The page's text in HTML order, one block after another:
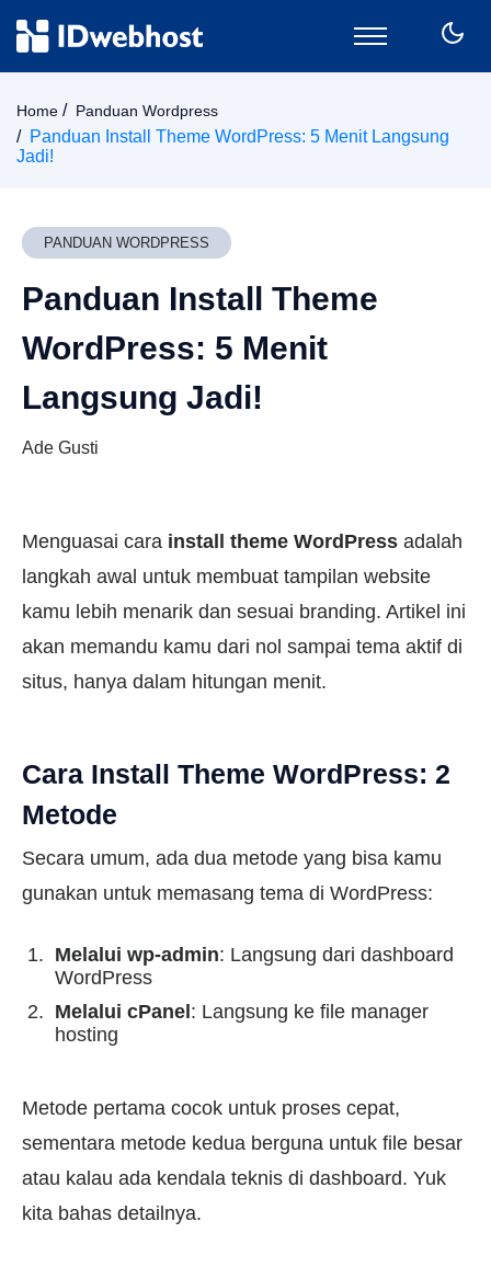
Hosting
Keamanan
CPanel
Billing
Home Panduan Wordpress
Panduan Install Theme WordPress: 5 Menit Langsung
Jadi!
PANDUAN WORDPRESS
Panduan Install Theme
WordPress: 5 Menit
Langsung Jadi!
Ade Gusti
Menguasai cara install theme WordPress adalah
langkah awal untuk membuat tampilan website
kamu lebih menarik dan sesuai branding. Artikel ini
akan memandu kamu dari nol sampai tema aktif di
situs, hanya dalam hitungan menit.
Cara Install Theme WordPress: 2
Metode
Secara umum, ada dua metode yang bisa kamu
gunakan untuk memasang tema di WordPress:
Melalui wp-admin: Langsung dari dashboard
WordPress
Melalui cPanel : Langsung ke file manager
hosting
Metode pertama cocok untuk proses cepat,
sementara metode kedua berguna untuk file besar
atau kalau ada kendala teknis di dashboard. Yuk
kita bahas detailnya.